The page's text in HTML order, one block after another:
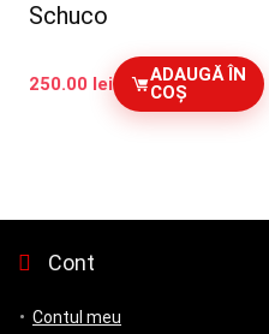
Schuco
250.00 lei
ADAUGĂ ÎN
COȘ
Cont
Contul meu